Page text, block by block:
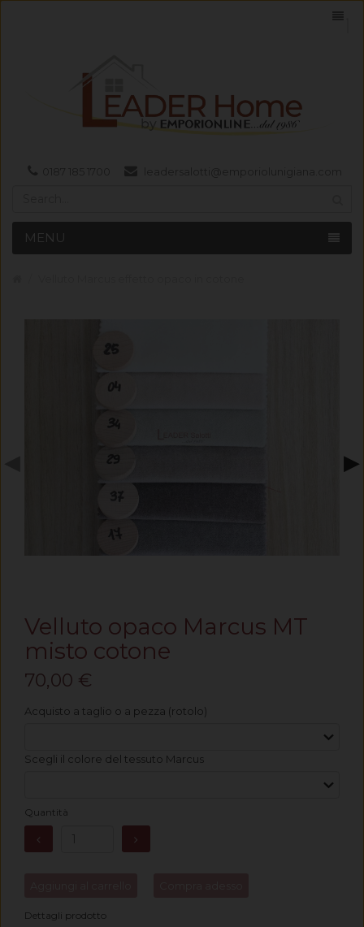
MENU
▶
Velluto opaco Marcus MT
misto cotone
70,00 €
Acquisto a taglio o a pezza (rotolo)
Scegli il colore del tessuto Marcus
Quantità
Dettagli prodotto